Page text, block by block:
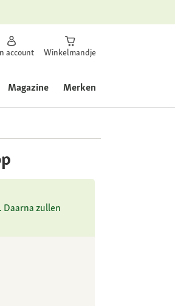
account Winkelmandje
Magazine Merken
Daarna zullen